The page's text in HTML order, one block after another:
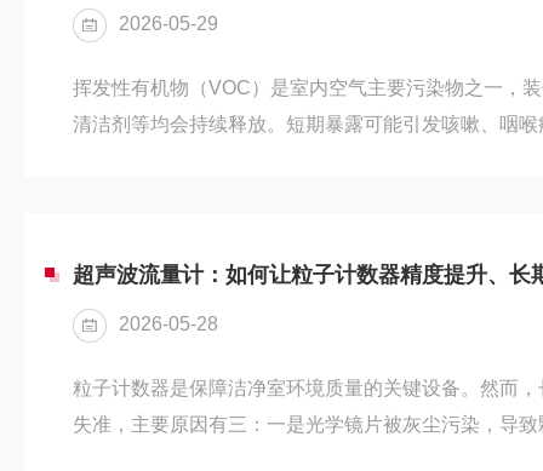
2026-05-29
挥发性有机物（VOC）是室内空气主要污染物之一，
清洁剂等均会持续释放。短期暴露可能引发咳嗽、咽
化器整机结构设计带来限制。l双安装位：需预留两处
增加。且供电与信号线束增加...
超声波流量计：如何让粒子计数器精度提升、长
2026-05-28
粒子计数器是保障洁净室环境质量的关键设备。然而
失准，主要原因有三：一是光学镜片被灰尘污染，导